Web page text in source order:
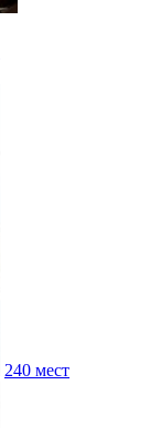
240 мест